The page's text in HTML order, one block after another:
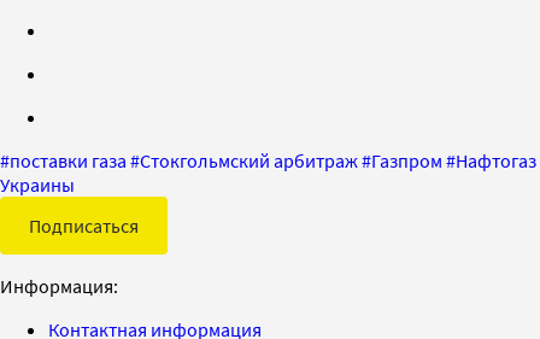
#поставки газа #Стокгольмский арбитраж#Газпром #Нафтогаз
Украины
Подписаться
Информация:
Контактная информация